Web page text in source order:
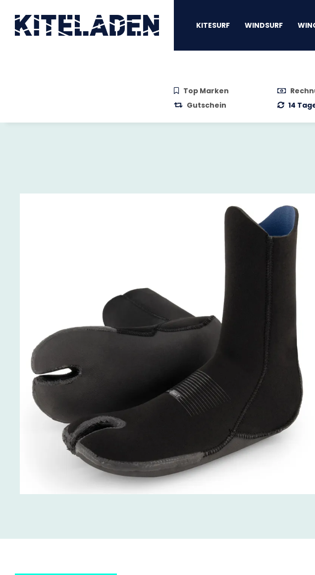
KITESURF WINDSURF
Top Marken
Gutschein
14